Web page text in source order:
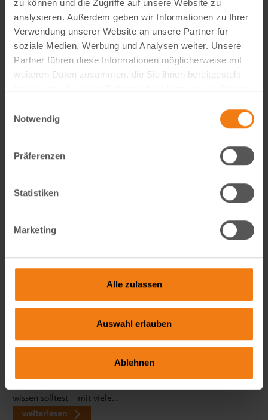
zu können und die Zugriffe auf unsere Website zu
analysieren. Außerdem geben wir Informationen zu Ihrer
Verwendung unserer Website an unsere Partner für
soziale Medien, Werbung und Analysen weiter. Unsere
Partner führen diese Informationen möglicherweise mit
weiteren Daten zusammen, die Sie ihnen bereitgestellt
haben oder die sie im Rahmen Ihrer Nutzung der Dienste
Notwendig
Präferenzen
Statistiken
Marketing
Alle zulassen
Auswahl erlauben
Ablehnen
Visual Content Creator (m/w/d) – E-Commerce
Werde Teil von Lemodo360! Als Visual Content Creator
gestaltest du verkaufsstarke Amazon- und E-Commerce-
Bildwelten – von der Idee bis zum A++ Content. Kreativ,
weiterlesen
wissen solltest – mit viele…
weiterlesen